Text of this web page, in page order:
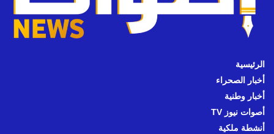
الرئيسية
أخبار الصحراء
أخبار وطنية
أصوات نيوز TV
أنشطة ملكية